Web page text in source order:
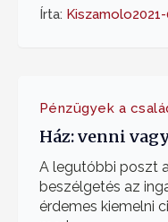
Írta: Kiszamolo
Pénzügyek a
Ház: venni
A legutóbbi poszt
beszélgetés az
érdemes kiemelni